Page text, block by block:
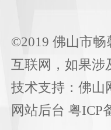
©2019 佛山市畅
互联网，如果涉
技术支持： 佛山
网站后台 粤ICP